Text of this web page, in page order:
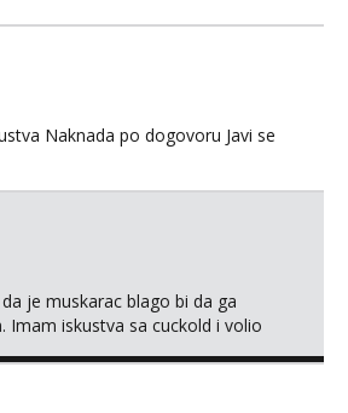
Naknada po dogovoru Javi se
je muskarac blago bi da ga
iskustva sa cuckold i volio